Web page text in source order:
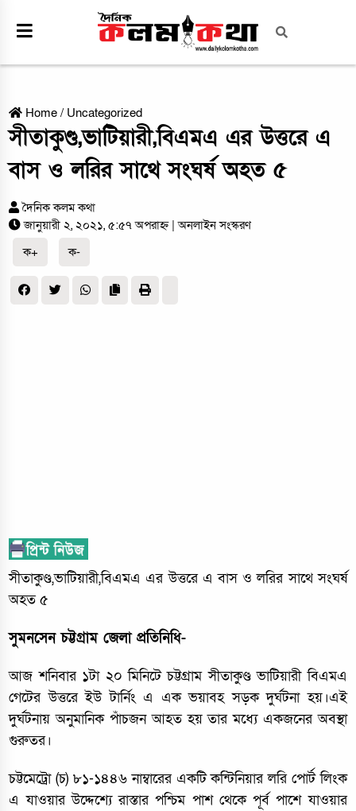
Home / Uncategorized
সীতাকুণ্ড,ভাটিয়ারী,বিএমএ এর উত্তরে এ
বাস ও লরির সাথে সংঘর্ষ অহত ৫
দৈনিক কলম কথা
জানুয়ারী ২, ২০২১, ৫:৫৭ অপরাহ্ন | অনলাইন সংস্করণ
ক+
ক-
সীতাকুণ্ড,ভাটিয়ারী,বিএমএ এর উত্তরে এ বাস ও লরির সাথে সংঘর্ষ
অহত ৫
সুমনসেন চট্টগ্রাম জেলা প্রতিনিধি-
আজ শনিবার ১টা ২০ মিনিটে চট্টগ্রাম সীতাকুণ্ড ভাটিয়ারী বিএমএ
গেটের উত্তরে ইউ টার্নিং এ এক ভয়াবহ সড়ক দুর্ঘটনা হয়।এই
দুর্ঘটনায় অনুমানিক পাঁচজন আহত হয় তার মধ্যে একজনের অবস্থা
গুরুতর।
চট্টমেট্রো (চ) ৮১-১৪৪৬ নাম্বারের একটি কন্টিনিয়ার লরি পোর্ট লিংক
এ যাওয়ার উদ্দেশ্যে রাস্তার পশ্চিম পাশ থেকে পূর্ব পাশে যাওয়ার